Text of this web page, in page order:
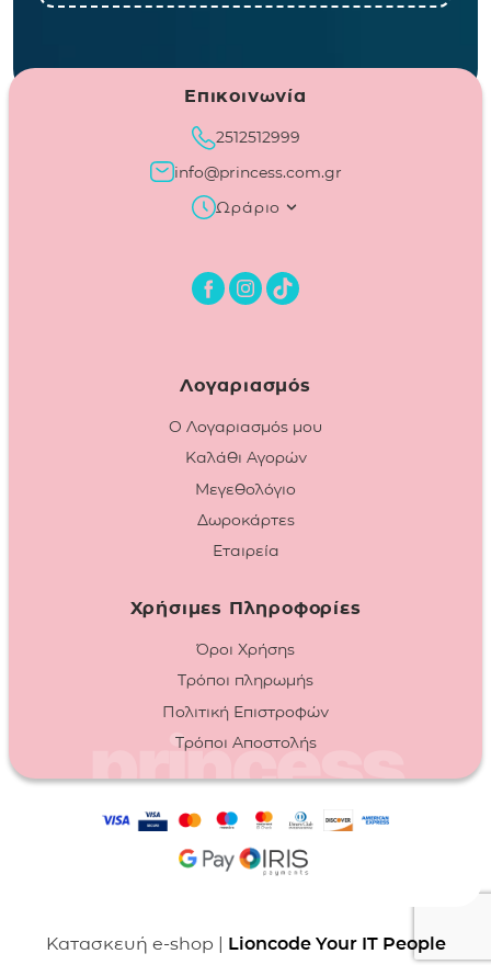
Επικοινωνία
2512512999
info@princess.com.gr
Ωράριο
Λογαριασμός
Ο Λογαριασμός μου
Καλάθι Αγορών
Μεγεθολόγιο
Δωροκάρτες
Εταιρεία
Χρήσιμες Πληροφορίες
Όροι Χρήσης
Τρόποι πληρωμής
Πολιτική Επιστροφών
Τρόποι Αποστολής
Κατασκευή e-shop | Lioncode Your IT People